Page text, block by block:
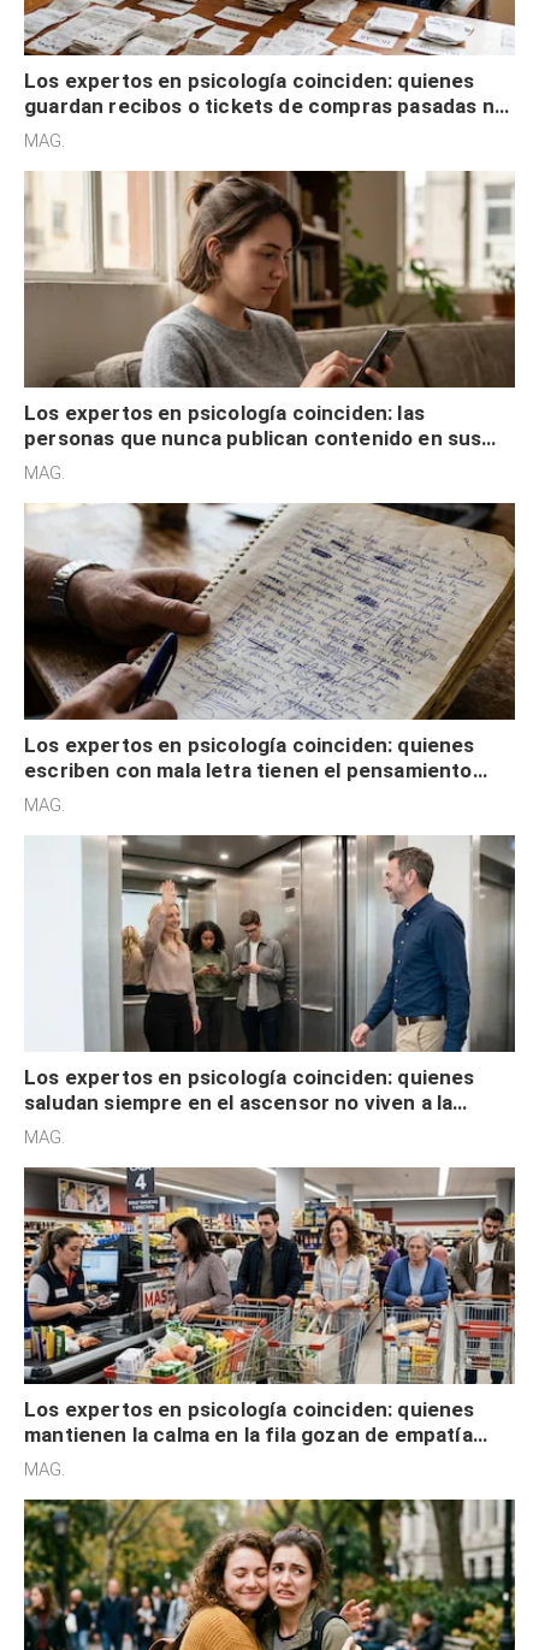
Los expertos en psicología coinciden: quienes
guardan recibos o tickets de compras pasadas no
son acumuladores, sino que tienen necesidad de
MAG.
Los expertos en psicología coinciden: las
personas que nunca publican contenido en sus
redes sociales no pretenden buscar validación
MAG.
Los expertos en psicología coinciden: quienes
escriben con mala letra tienen el pensamiento
acelerado y no lo hacen por desinterés
MAG.
Los expertos en psicología coinciden: quienes
saludan siempre en el ascensor no viven a la
defensiva y tienen apertura social
MAG.
Los expertos en psicología coinciden: quienes
mantienen la calma en la fila gozan de empatía
cognitiva, gratitud y no solo tienen autocontrol
MAG.